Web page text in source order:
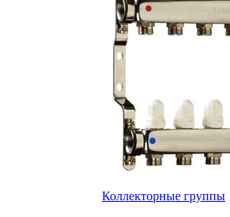
Коллекторные группы